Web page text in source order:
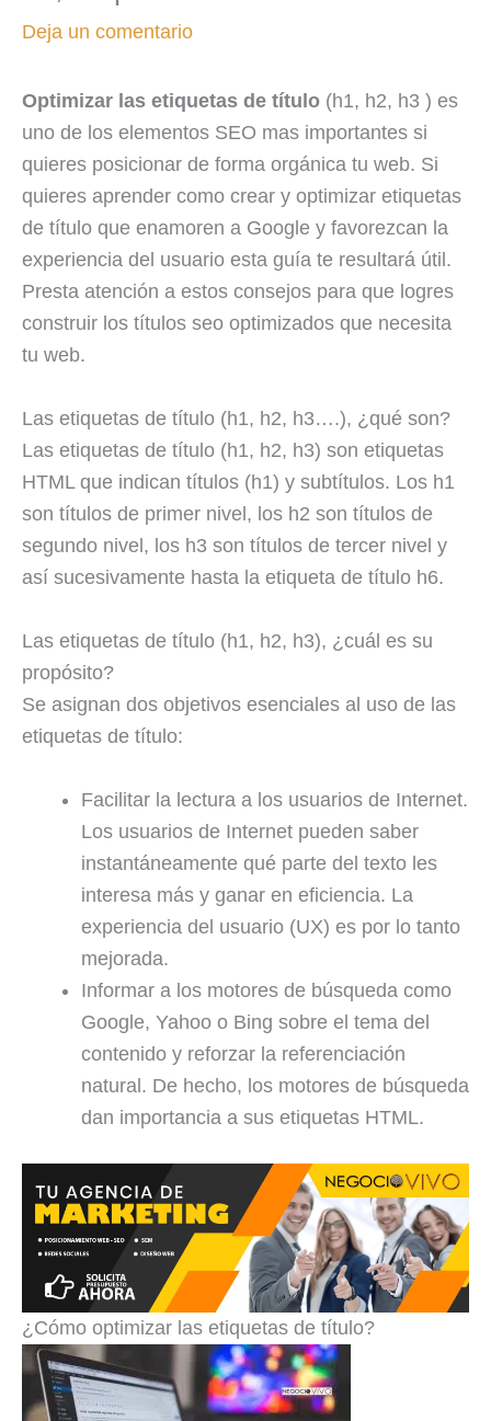
Deja un comentario
Optimizar las etiquetas de título (h1, h2, h3 ) es
uno de los elementos SEO mas importantes si
quieres posicionar de forma orgánica tu web. Si
quieres aprender como crear y optimizar etiquetas
de título que enamoren a Google y favorezcan la
experiencia del usuario esta guía te resultará útil.
Presta atención a estos consejos para que logres
construir los títulos seo optimizados que necesita
tu web.
Las etiquetas de título (h1, h2, h3….), ¿qué son?
Las etiquetas de título (h1, h2, h3) son etiquetas
HTML que indican títulos (h1) y subtítulos. Los h1
son títulos de primer nivel, los h2 son títulos de
segundo nivel, los h3 son títulos de tercer nivel y
así sucesivamente hasta la etiqueta de título h6.
Las etiquetas de título (h1, h2, h3), ¿cuál es su
propósito?
Se asignan dos objetivos esenciales al uso de las
etiquetas de título:
Facilitar la lectura a los usuarios de Internet.
Los usuarios de Internet pueden saber
instantáneamente qué parte del texto les
interesa más y ganar en eficiencia. La
experiencia del usuario (UX) es por lo tanto
mejorada.
Informar a los motores de búsqueda como
Google, Yahoo o Bing sobre el tema del
contenido y reforzar la referenciación
natural. De hecho, los motores de búsqueda
dan importancia a sus etiquetas HTML.
¿Cómo optimizar las etiquetas de título?